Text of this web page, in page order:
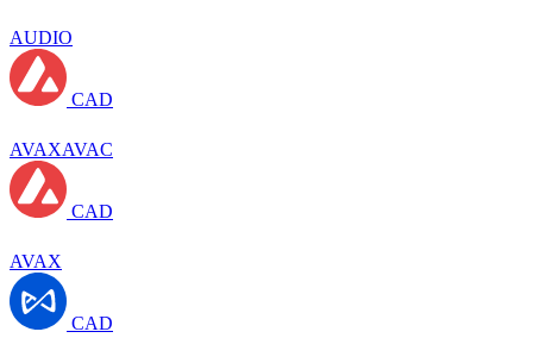
AUDIO
CAD
AVAXAVAC
CAD
AVAX
CAD